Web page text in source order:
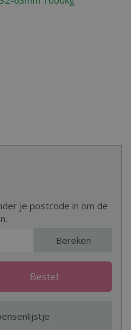
je postcode in om de
Bereken